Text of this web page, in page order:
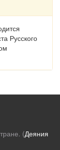
Русского
(Деяния